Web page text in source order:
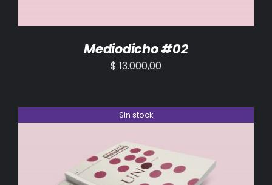
Mediodicho #02
$ 13.000,00
Sin stock